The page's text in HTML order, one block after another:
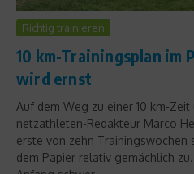
Richtig trainieren
10 km-Trainingsplan im
wird ernst
Auf dem Weg zu einer 10 km-
netzathleten-Redakteur Marco
erste von zehn
dem Papier relativ gemächlich